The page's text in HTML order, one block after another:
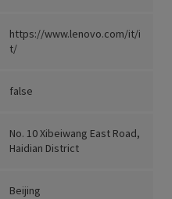
https://www.lenovo.com/it/i
t/
false
No. 10 Xibeiwang East Road,
Haidian District
Beijing